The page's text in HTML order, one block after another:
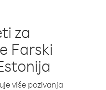
za
Farski
više pozivanja